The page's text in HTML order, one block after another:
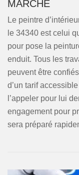
MARCHÉ
Le peintre
le 34340 est celui
pour pose la
enduit. Tous les
peuvent être
d’un tarif
l’appeler pour lui
engagement pour
sera préparé